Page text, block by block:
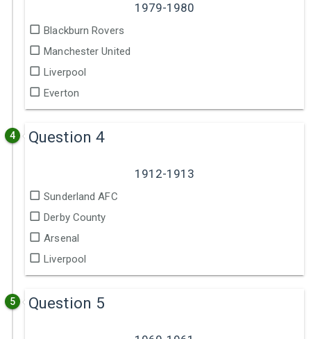
1979-1980
Blackburn Rovers
Manchester United
Liverpool
Everton
4 Question 4
1912-1913
Sunderland AFC
Derby County
Arsenal
Liverpool
5 Question 5